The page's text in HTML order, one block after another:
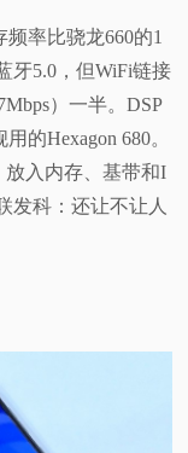
率比骁龙660的1
牙5.0，但WiFi链接
）一半。DSP
的Hexagon 680。
放入内存、基带和I
发科：还让不让人